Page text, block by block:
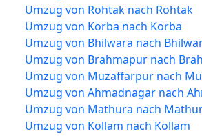
Umzug von Rohtak nach Rohtak
Umzug von Korba nach Korba
Umzug von Bhilwara nach
Umzug von Brahmapur nach
Umzug von Muzaffarpur nach
Umzug von Ahmadnagar nach
Umzug von Mathura nach
Umzug von Kollam nach Kollam